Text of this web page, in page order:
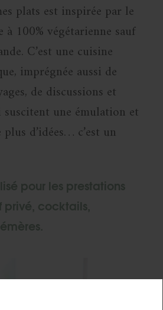
plats est inspirée par le
à 100% végétarienne sauf
C’est une cuisine
imprégnée aussi de
de discussions et
une émulation et
d’idées… c’est un